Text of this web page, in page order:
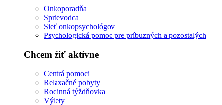
Onkoporadňa
Sprievodca
Sieť onkopsychológov
Psychologická pomoc pre príbuzných a pozostalých
Chcem žiť aktívne
Centrá pomoci
Relaxačné pobyty
Rodinná týždňovka
Výlety